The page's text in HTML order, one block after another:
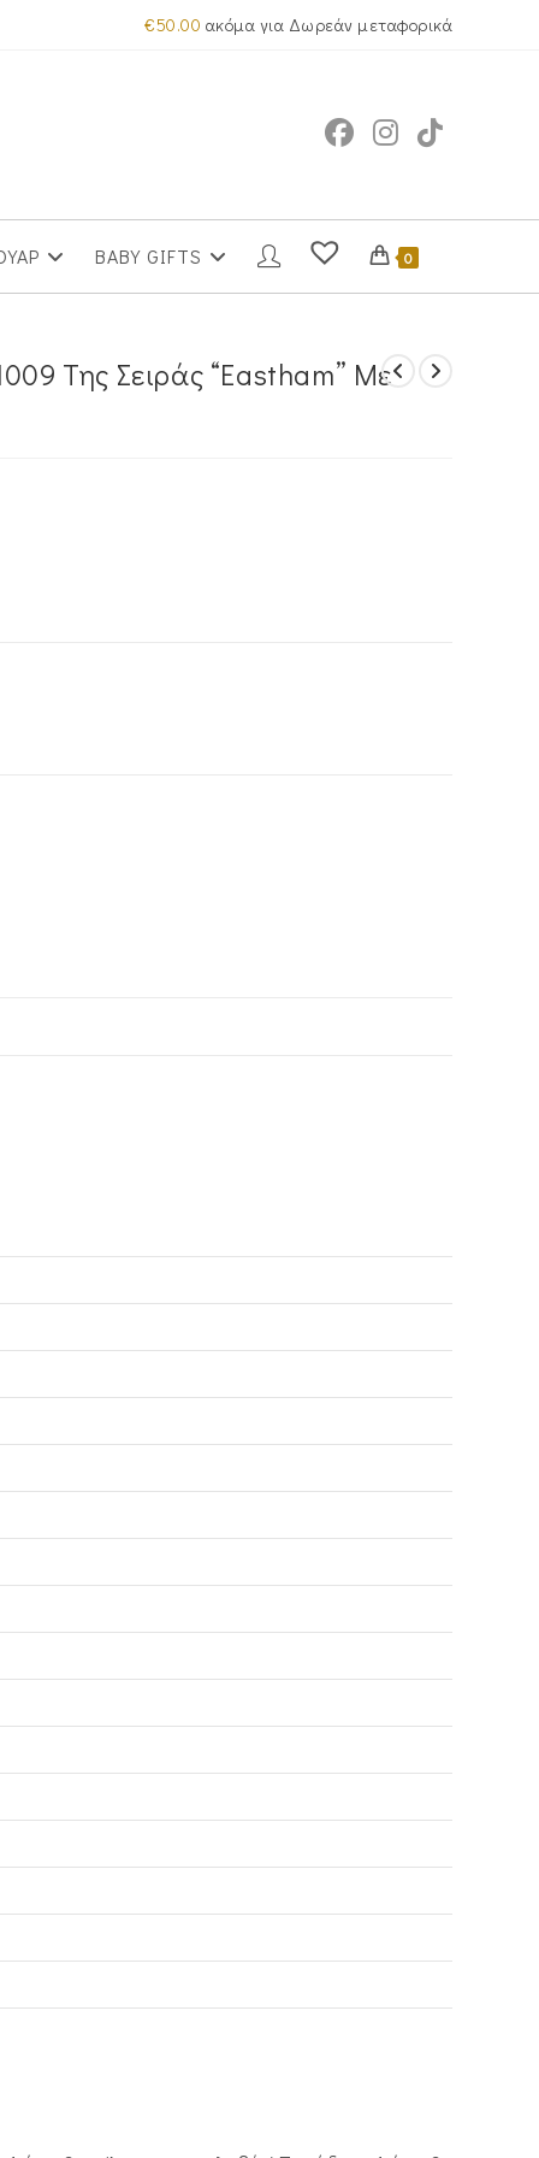
€50.00 ακόμα για Δωρεάν μεταφορικά
BABY GIFTS 0
Της Σειράς “Eastham” Με